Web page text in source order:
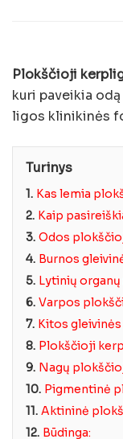
Plokščioji
kuri paveikia
ligos klinikinės
Turinys
1. Kas lemia
2. Kaip
3. Odos
4. Burnos
5. Lytinių
6. Varpos
7. Kitos gleivinės
8. Plokščioji
9. Nagų
10. Pigmentinė
11. Aktininė
12. Būdinga: